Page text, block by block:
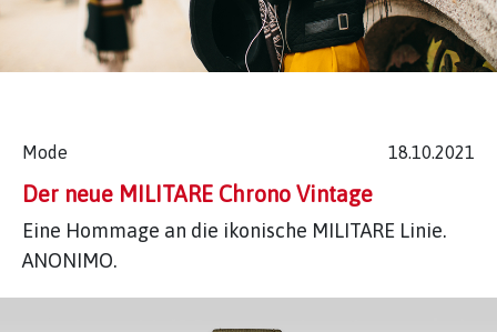
Mode 18.10.2021
Der neue MILITARE Chrono Vintage
Eine Hommage an die ikonische MILITARE Linie.
ANONIMO.